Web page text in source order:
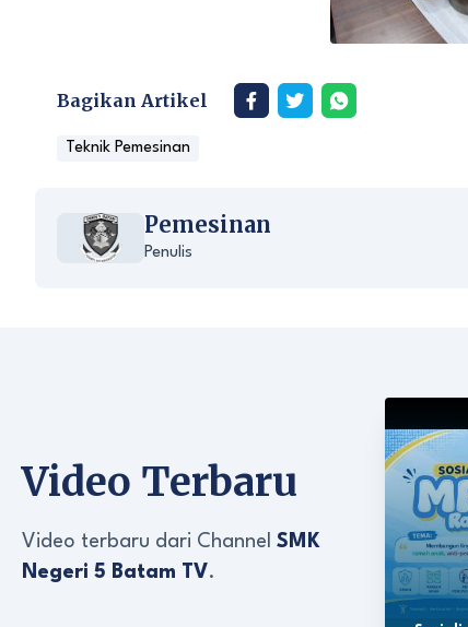
Bagikan Artikel
Teknik Pemesinan
Pemesinan
Penulis
Video Terbaru
Video terbaru dari Channel SMK
Negeri 5 Batam TV.